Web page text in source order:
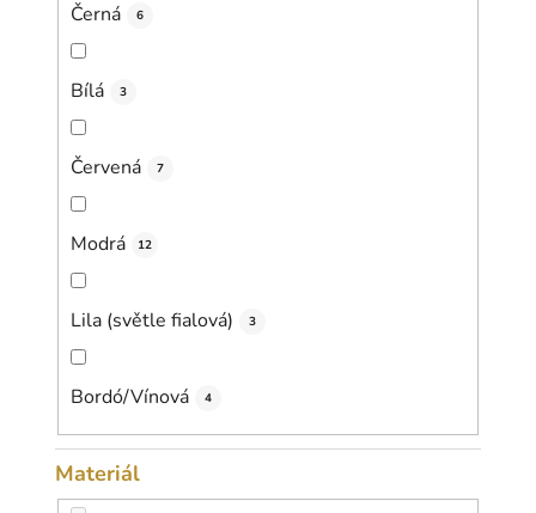
Černá 6
Bílá 3
Červená 7
Modrá 12
Lila (světle fialová) 3
Bordó/Vínová 4
Materiál